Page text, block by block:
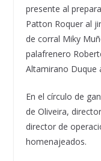
presente al
Patton Roqueral
de corral Miky
palafrenero
Altamirano Duque
En el círculo de
de Oliveira,
director de
homenajeados.